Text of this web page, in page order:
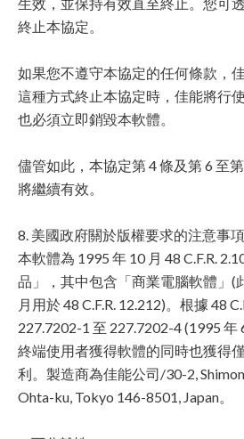
終止本協定。
如果您不遵守本協定的任何條款，
這種方式終止本協定時，佳能將行
也必須立即銷毀本軟體。
儘管如此，本協定第 4 條及第 6 至
將繼續有效。
8. 美國政府關於版權要求的注意事項
本軟體為 1995 年 10 月 48 C.F.R.
品」，其中包含「商業電腦軟體」(
月用於 48 C.F.R. 12.212)。根據 48
227.7202-1 至 227.7202-4 (1995
終端使用者獲得軟體的同時也獲得
利。製造商為佳能公司/30-2,
Ohta-ku, Tokyo 146-8501, Japan。